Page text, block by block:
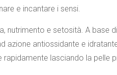
e incantare i sensi.
nutrimento e setosità. A base
azione antiossidante e
lasciando la pelle